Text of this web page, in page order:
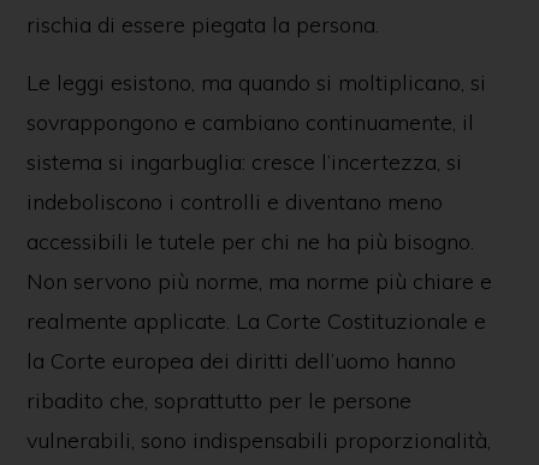
rischia di essere piegata la persona.
Le leggi esistono, ma quando si moltiplicano, si
sovrappongono e cambiano continuamente, il
sistema si ingarbuglia: cresce l’incertezza, si
indeboliscono i controlli e diventano meno
accessibili le tutele per chi ne ha più bisogno.
Non servono più norme, ma norme più chiare e
realmente applicate. La Corte Costituzionale e
la Corte europea dei diritti dell’uomo hanno
ribadito che, soprattutto per le persone
vulnerabili, sono indispensabili proporzionalità,